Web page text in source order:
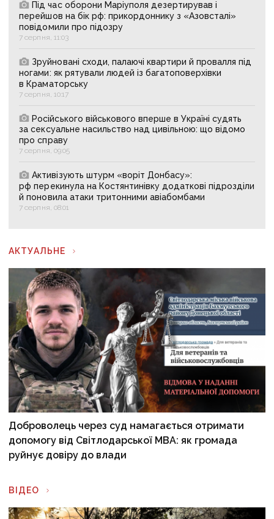
Під час оборони Маріуполя дезертирував і
перейшов на бік рф: прикордоннику з «Азовсталі»
повідомили про підозру
7 серпня, 11:03
Зруйновані сходи, палаючі квартири й провалля під
ногами: як рятували людей із багатоповерхівки
в Краматорську
7 серпня, 10:17
Російського військового вперше в Україні судять
за сексуальне насильство над цивільною: що відомо
про справу
7 серпня, 09:05
Активізують штурм «воріт Донбасу»:
рф перекинула на Костянтинівку додаткові підрозділи
й поновила атаки тритонними авіабомбами
7 серпня, 08:01
АКТУАЛЬНЕ
Доброволець через суд намагається отримати
допомогу від Світлодарської МВА: як громада
руйнує довіру до влади
ВІДЕО